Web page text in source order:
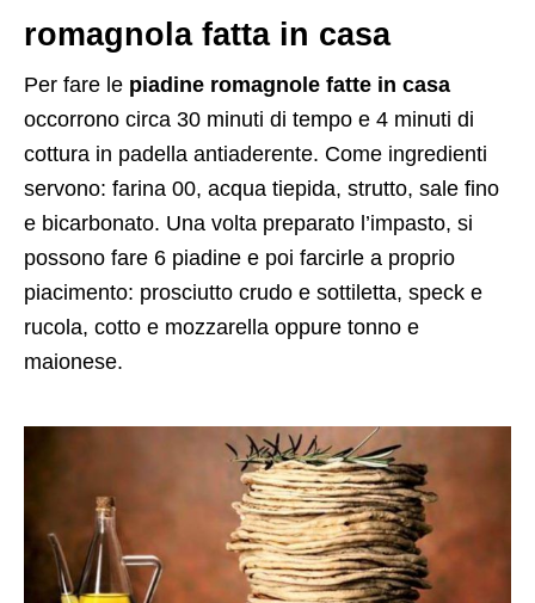
romagnola fatta in casa
Per fare le piadine romagnole fatte in casa
occorrono circa 30 minuti di tempo e 4 minuti di
cottura in padella antiaderente. Come ingredienti
servono: farina 00, acqua tiepida, strutto, sale fino
e bicarbonato. Una volta preparato l’impasto, si
possono fare 6 piadine e poi farcirle a proprio
piacimento: prosciutto crudo e sottiletta, speck e
rucola, cotto e mozzarella oppure tonno e
maionese.